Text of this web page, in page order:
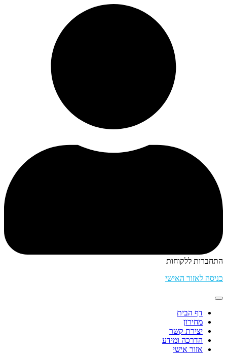
התחברות ללקוחות
כניסה לאזור האישי
דף הבית
מחירון
יצירת קשר
הדרכה ומידע
אזור אישי